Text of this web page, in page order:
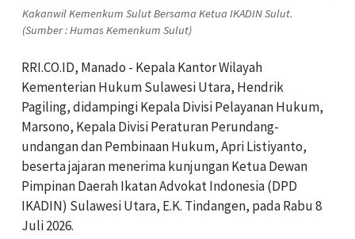
Kakanwil Kemenkum Sulut Bersama Ketua IKADIN Sulut.
(Sumber : Humas Kemenkum Sulut)
RRI.CO.ID, Manado - Kepala Kantor Wilayah
Kementerian Hukum Sulawesi Utara, Hendrik
Pagiling, didampingi Kepala Divisi Pelayanan Hukum,
Marsono, Kepala Divisi Peraturan Perundang-
undangan dan Pembinaan Hukum, Apri Listiyanto,
beserta jajaran menerima kunjungan Ketua Dewan
Pimpinan Daerah Ikatan Advokat Indonesia (DPD
IKADIN) Sulawesi Utara, E.K. Tindangen, pada Rabu 8
Juli 2026.